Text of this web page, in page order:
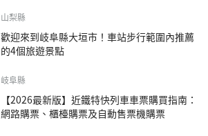
山梨縣
歡迎來到岐阜縣大垣市！車站步行範圍內推薦
的4個旅遊景點
岐阜縣
【2026最新版】近鐵特快列車車票購買指南：
網路購票、櫃檯購票及自動售票機購票